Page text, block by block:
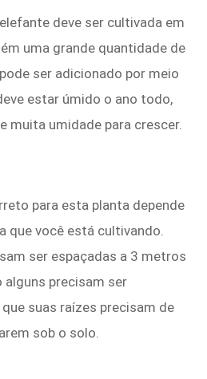
deve ser cultivada em
uma grande quantidade de
ser adicionado por meio
estar úmido o ano todo,
muita umidade para crescer.
para esta planta depende
que você está cultivando.
ser espaçadas a 3 metros
alguns precisam ser
que suas raízes precisam de
sob o solo.